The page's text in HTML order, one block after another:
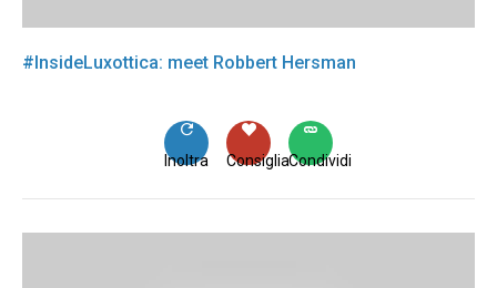
#InsideLuxottica: meet Robbert Hersman
Condividi
Consiglia
Inoltra